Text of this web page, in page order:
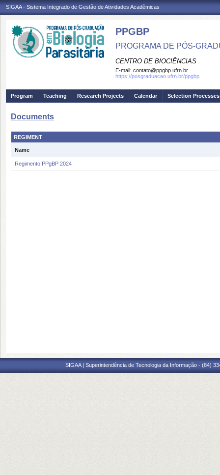
SIGAA - Sistema Integrado de Gestão de Atividades Acadêmicas
PPGBP
PROGRAMA DE PÓS-
CENTRO DE BIOCIÊNCIAS
E-mail: contato@ppgbp.ufrn.br
https://posgraduacao.ufrn.br/ppgbp
Program Teaching Research Projects Calendar Selection Processes
Documents
REGIMENT
Name
Regimento PPgBP 2024
SIGAA | Superintendência de Tecnologia da Informação - (84)